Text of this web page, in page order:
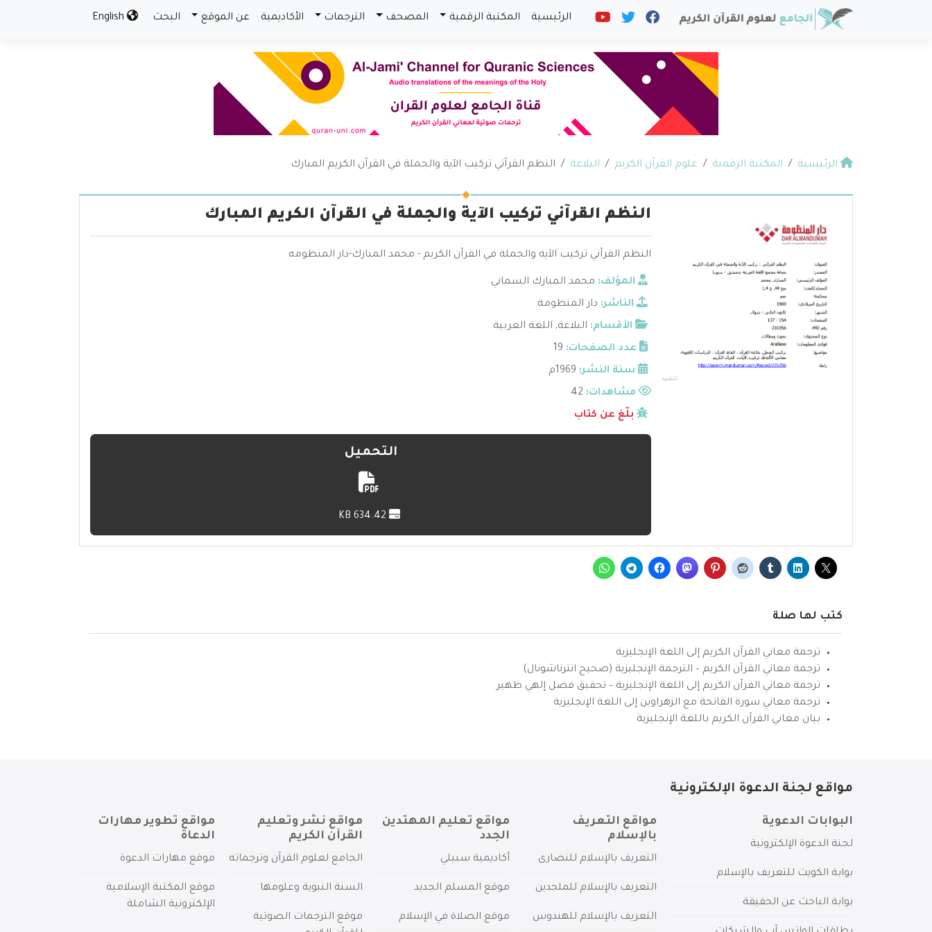
الرئيسية المكتبة الرقمية المصحف الترجمات الأكاديمية عن الموقع البحث
الرئيسية المكتبة الرقمية علوم القرآن الكريم البلاغة النظم القرآني تركيب الآية والجملة في القرآن الكريم المبارك
النظم القرآني تركيب الآية والجملة في القرآن الكريم المبارك
النظم القرآني تركيب الآية والجملة في القرآن الكريم - محمد المبارك-دار المنظومه
المؤلف: محمد المبارك السماني
الناشر: دار المنظومة
الأقسام: البلاغة, اللغة العربية
عدد الصفحات: 19
سنة النشر: 1969م
مشاهدات:
بلّغ عن كتاب
التحميل
كتب لها صلة
ترجمة معاني القرآن الكريم إلى اللغة الإنجليزية
ترجمة معاني القرآن الكريم – الترجمة الإنجليزية (صحيح انترناشونال)
ترجمة معاني القرآن الكريم إلى اللغة الإنجليزية – تحقيق فضل إلهي ظهير
ترجمة معاني سورة الفاتحة مع الزهراوين إلى اللغة الإنجليزية
بيان معاني القرآن الكريم باللغة الإنجليزية
مواقع لجنة الدعوة الإلكترونية
البوابات الدعوية
لجنة الدعوة الإلكترونية
بوابة الكويت للتعريف بالإسلام
بوابة الباحث عن الحقيقة
مواقع التعريف
بالإسلام
التعريف بالإسلام للنصارى
التعريف بالإسلام للملحدين
التعريف بالإسلام للهندوس
مواقع تعليم المهتدين
الجدد
أكاديمية سبيلي
موقع المسلم الجديد
موقع الصلاة في الإسلام
مواقع نشر وتعليم
القرآن الكريم
الجامع لعلوم القرآن وترجماته
السنة النبوية وعلومها
موقع الترجمات الصوتية
مواقع تطوير مهارات
الدعاة
موقع مهارات الدعوة
موقع المكتبة الإسلامية
الإلكترونية الشاملة